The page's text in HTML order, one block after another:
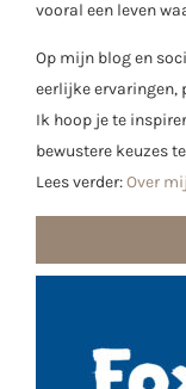
vooral een leven
Op mijn blog en
eerlijke ervaringen,
Ik hoop je te
bewustere keuzes
Lees verder:Over mij